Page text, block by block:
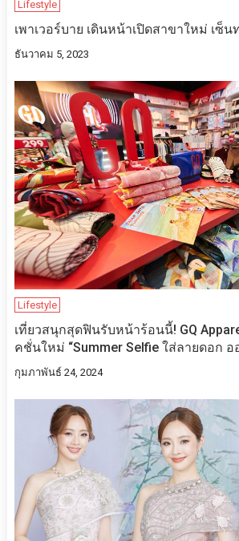
Lifestyle
เพาเวอร์บาย เดินหน้าเปิดสาขาใหม่ เซ็น
ธันวาคม 5, 2023
Lifestyle
เที่ยวสนุกสุดฟินรับหน้าร้อนนี้! GQ
คชั่นใหม่ “Summer Selfie ใส่ลายดอก อ
กุมภาพันธ์ 24, 2024